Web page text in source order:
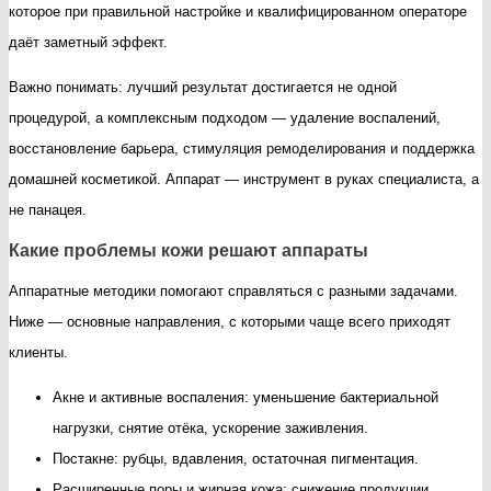
которое при правильной настройке и квалифицированном операторе
даёт заметный эффект.
Важно понимать: лучший результат достигается не одной
процедурой, а комплексным подходом — удаление воспалений,
восстановление барьера, стимуляция ремоделирования и поддержка
домашней косметикой. Аппарат — инструмент в руках специалиста, а
не панацея.
Какие проблемы кожи решают аппараты
Аппаратные методики помогают справляться с разными задачами.
Ниже — основные направления, с которыми чаще всего приходят
клиенты.
Акне и активные воспаления: уменьшение бактериальной
нагрузки, снятие отёка, ускорение заживления.
Постакне: рубцы, вдавления, остаточная пигментация.